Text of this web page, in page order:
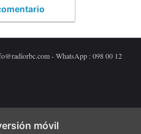
- WhatsApp : 098 00 12
móvil